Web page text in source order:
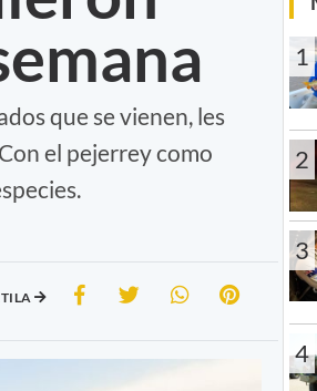
que se vienen, les
el pejerrey como
1
2
3
4